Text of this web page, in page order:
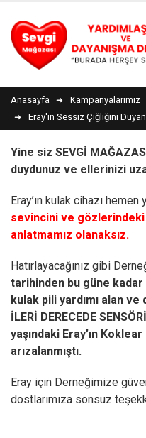
Anasayfa Kampanyalarımız
Eray'ın Sessiz Çığlığını
Yine siz SEVGİ
duydunuz ve ellerinizi
Eray’ın kulak cihazı
sevincini ve gözlerindeki
anlatmamız olanaksız.
Hatırlayacağınız gibi
tarihinden bu güne kadar
kulak pili yardımı alan
İLERİ DERECEDE
yaşındaki Eray’ın
arızalanmıştı.
Eray için Derneğimize
dostlarımıza sonsuz